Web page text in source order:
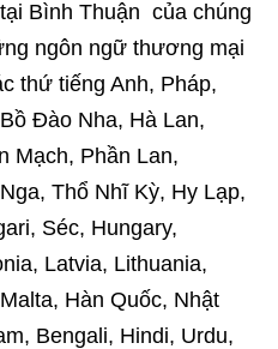
Bình Thuận của chúng
ngôn ngữ thương mại
thứ tiếng Anh, Pháp,
Đào Nha, Hà Lan,
Mạch, Phần Lan,
Thổ Nhĩ Kỳ, Hy Lạp,
Séc, Hungary,
Latvia, Lithuania,
Hàn Quốc, Nhật
Bengali, Hindi, Urdu,